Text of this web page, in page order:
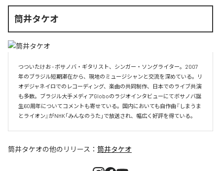
筒井タケオ
つついたけお - ボサノバ・ギタリスト、シンガー・ソングライター。2007
年のブラジル短期滞在から、現地のミュージシャンと交流を深めている。リ
オデジャネイロでのレコーディング、楽曲の共同制作、日本でのライブ共演
も多数。ブラジル大手メディアGloboのラジオインタビューにてボサノバ誕
生60周年についてコメントも寄せている。国内においても自作曲『しまうま
とライオン』がNHK「みんなのうた」で放送され、幅広く好評を得ている。
筒井タケオの他のリリース： 筒井タケオ